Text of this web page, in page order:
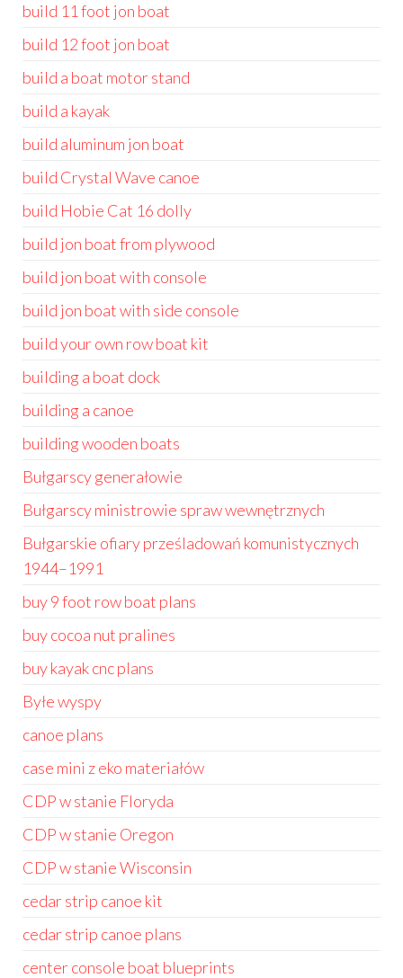
build 11 foot jon boat
build 12 foot jon boat
build a boat motor stand
build a kayak
build aluminum jon boat
build Crystal Wave canoe
build Hobie Cat 16 dolly
build jon boat from plywood
build jon boat with console
build jon boat with side console
build your own row boat kit
building a boat dock
building a canoe
building wooden boats
Bułgarscy generałowie
Bułgarscy ministrowie spraw wewnętrznych
Bułgarskie ofiary prześladowań komunistycznych
1944–1991
buy 9 foot row boat plans
buy cocoa nut pralines
buy kayak cnc plans
Byłe wyspy
canoe plans
case mini z eko materiałów
CDP w stanie Floryda
CDP w stanie Oregon
CDP w stanie Wisconsin
cedar strip canoe kit
cedar strip canoe plans
center console boat blueprints